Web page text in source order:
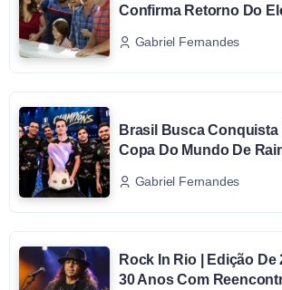
Confirma Retorno Do
Gabriel Fernandes
Brasil Busca Conquista
Copa Do Mundo De
Gabriel Fernandes
Rock In Rio | Edição De
30 Anos Com